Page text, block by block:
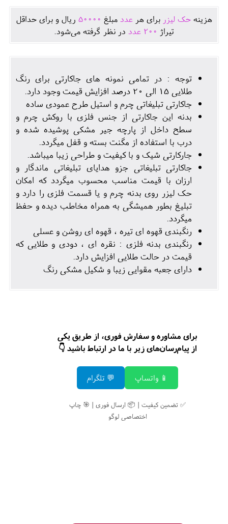
هزينهحک لیزر برای هرعدد مبلغ 50000 ريال و برای حداقل
تيراژ 200 عدد در نظر گرفته می‌شود.
توجه : در تمامی نمونه های جاکارتی برای رنگ
طلایی 15 الی 20 درصد افزایش قیمت وجود دارد.
جاکارتی تبلیغاتی چرم و استیل طرح عمودی ساده
بدنه این جاکارتی از جنس فلزی با روکش چرم و
سطح داخل از پارچه جیر مشکی پوشیده شده و
درب با استفاده از مگنت بسته و قفل میگردد.
جارکارتی شیک و با کیفیت و طراحی زیبا میباشد.
جاکارتی تبلیغاتی جزو هدایای تبلیغاتی ماندگار و
ارزان با قیمت مناسب محسوب میگردد که امکان
حک لیزر روی بدنه چرم و یا قسمت فلزی را دارد و
تبلیغ بطور همیشگی به همراه مخاطب دیده و حفظ
میگردد.
رنگبندی قهوه ای تیره ، قهوه ای روشن و عسلی
رنگبندی بدنه فلزی : نقره ای ، دودی و طلایی که
قیمت در حالت طلایی افزایش دارد.
دارای جعبه مقوایی زیبا و شکیل مشکی رنگ
برای مشاوره و سفارش فوری، از طریق یکی
از پیام‌رسان‌های زیر با ما در ارتباط باشید 👇
📱 واتساپ 💬 تلگرام
✅ تضمین کیفیت | 📦 ارسال فوری | 🎯 چاپ
اختصاصی لوگو